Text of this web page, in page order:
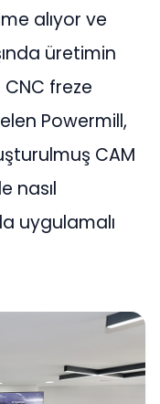
alıyor ve
üretimin
CNC freze
Powermill,
CAM
nasıl
uygulamalı